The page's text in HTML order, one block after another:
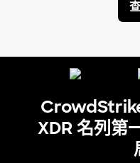
XDR 名列第